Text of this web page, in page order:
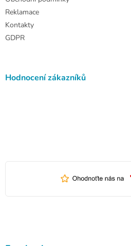
Reklamace
Kontakty
GDPR
Hodnocení zákazníků